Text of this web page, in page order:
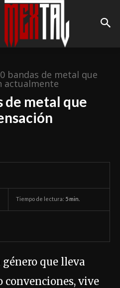
bandas de metal que
actualmente
de metal que
Tiempo de lectura: 5 min.
que lleva
convenciones, vive